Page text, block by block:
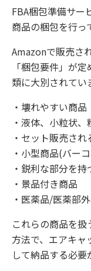
FBA梱包準備サー
商品の梱包を行っ
Amazonで販売さ
「梱包要件」が
類に大別されてい
・壊れやすい商品
・液体、小粒状
・セット販売され
・小型商品(バー
・鋭利な部分を持
・景品付き商品
・医薬品/医薬部
これらの商品を
方法で、エアキ
して納品する必要